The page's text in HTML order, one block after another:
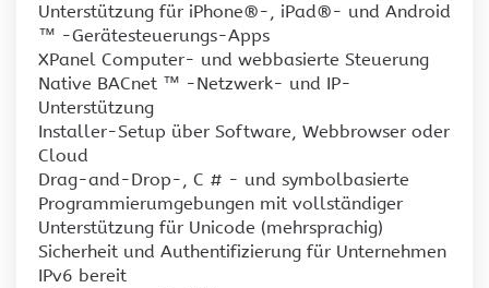
Unterstützung für iPhone®-, iPad®- und Android
™ -Gerätesteuerungs-Apps
XPanel Computer- und webbasierte Steuerung
Native BACnet ™ -Netzwerk- und IP-
Unterstützung
Installer-Setup über Software, Webbrowser oder
Cloud
Drag-and-Drop-, C # - und symbolbasierte
Programmierumgebungen mit vollständiger
Unterstützung für Unicode (mehrsprachig)
Sicherheit und Authentifizierung für Unternehmen
IPv6 bereit